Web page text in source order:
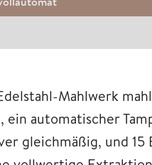
Mahlwerk
ein automatischer
gleichmäßig, und 15